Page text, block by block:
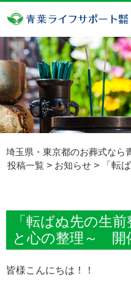
埼玉県・東京都のお葬式なら
投稿一覧 > お知らせ >
「転
「転ばぬ先の生
と心の整理～ 開
皆様こんにちは！！